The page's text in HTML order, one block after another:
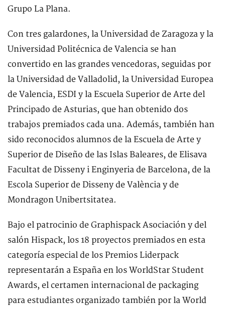
Grupo La Plana.
Con tres galardones, la Universidad de Zaragoza y la
Universidad Politécnica de Valencia se han
convertido en las grandes vencedoras, seguidas por
la Universidad de Valladolid, la Universidad Europea
de Valencia, ESDI y la Escuela Superior de Arte del
Principado de Asturias, que han obtenido dos
trabajos premiados cada una. Además, también han
sido reconocidos alumnos de la Escuela de Arte y
Superior de Diseño de las Islas Baleares, de Elisava
Facultat de Disseny i Enginyeria de Barcelona, de la
Escola Superior de Disseny de València y de
Mondragon Unibertsitatea.
Bajo el patrocinio de Graphispack Asociación y del
salón Hispack, los 18 proyectos premiados en esta
categoría especial de los Premios Liderpack
representarán a España en los WorldStar Student
Awards, el certamen internacional de packaging
para estudiantes organizado también por la World